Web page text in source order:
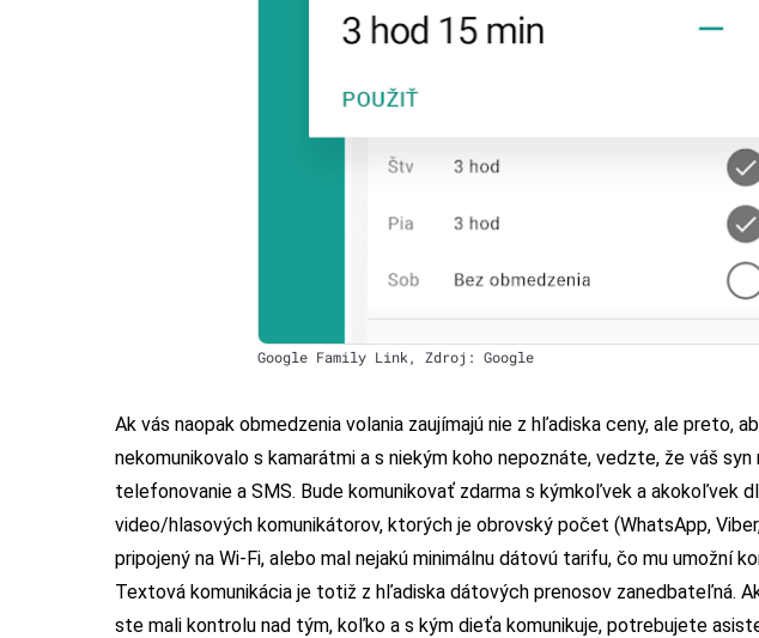
Google Family Link, Zdroj: Google
Ak vás naopak obmedzenia volania zaujímajú nie z hľadiska ceny, ale preto,
nekomunikovalo s kamarátmi a s niekým koho nepoznáte, vedzte, že váš
telefonovanie a SMS. Bude komunikovať zdarma s kýmkoľvek a akokoľvek
video/hlasových komunikátorov, ktorých je obrovský počet (WhatsApp,
pripojený na Wi-Fi, alebo mal nejakú minimálnu dátovú tarifu, čo mu umožní
Textová komunikácia je totiž z hľadiska dátových prenosov zanedbateľná.
ste mali kontrolu nad tým, koľko a s kým dieťa komunikuje, potrebujete